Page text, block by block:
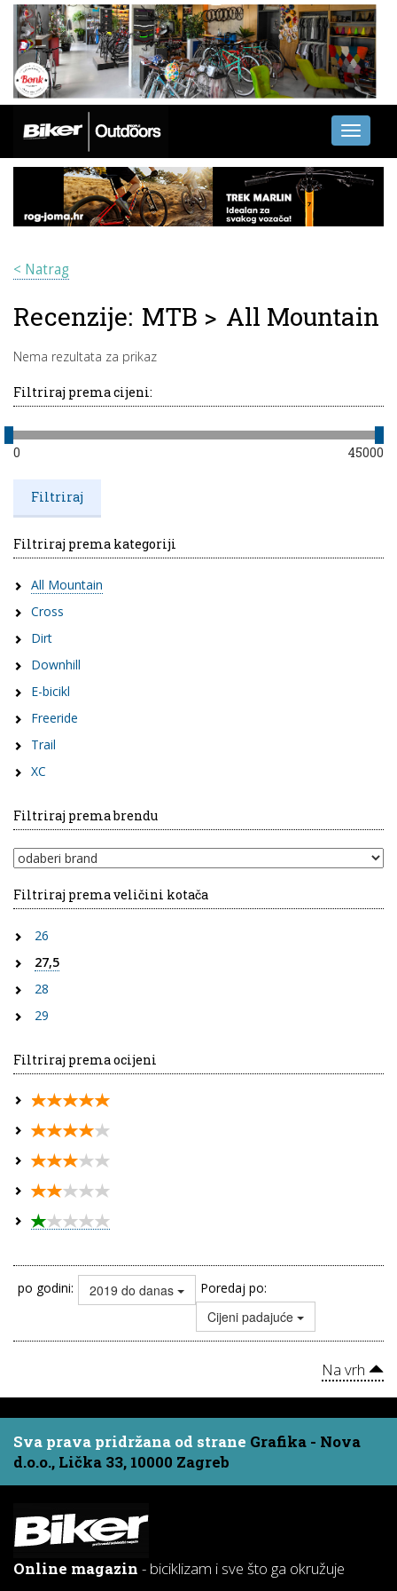
Toggle
< Natrag
Recenzije: MTB > All Mountain
Nema rezultata za prikaz
Filtriraj prema cijeni:
0 45000
Filtriraj prema kategoriji
All Mountain
Cross
Dirt
Downhill
E-bicikl
Freeride
Trail
XC
Filtriraj prema brendu
Filtriraj prema veličini kotača
26
27,5
28
29
Filtriraj prema ocijeni
po godini: 2019 do danas Poredaj po:
Cijeni padajuće
Na vrh
Sva prava pridržana od strane Grafika - Nova
d.o.o., Lička 33, 10000 Zagreb
Online magazin - biciklizam i sve što ga okružuje